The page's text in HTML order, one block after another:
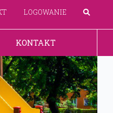
LOGOWANIE
KONTAKT